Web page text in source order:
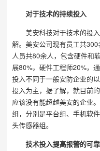
对于技术的持续投入
美安科技对于技术的投
解。美安公司现有员工共
人员共80余人，包含硬件和
展80%，硬件工程师20%，
投入不同于一般安防企业的
投入为主，据了解，就目前
应该没有能超越美安的企业
组，分别是平台组、手机软
头传感器组。
技术投入提高报警的可